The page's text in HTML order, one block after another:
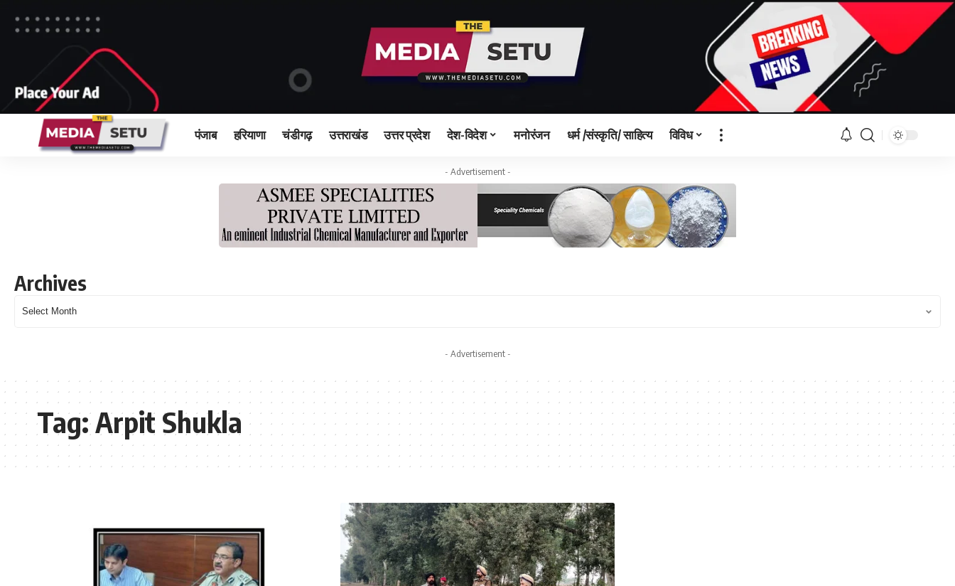
पंजाब हरियाणा चंडीगढ़ उत्तराखंड उत्तर प्रदेश देश-विदेश मनोरंजन धर्म /संस्कृति/ साहित्य विविध
- Advertisement -
Archives
- Advertisement -
Tag:Arpit Shukla